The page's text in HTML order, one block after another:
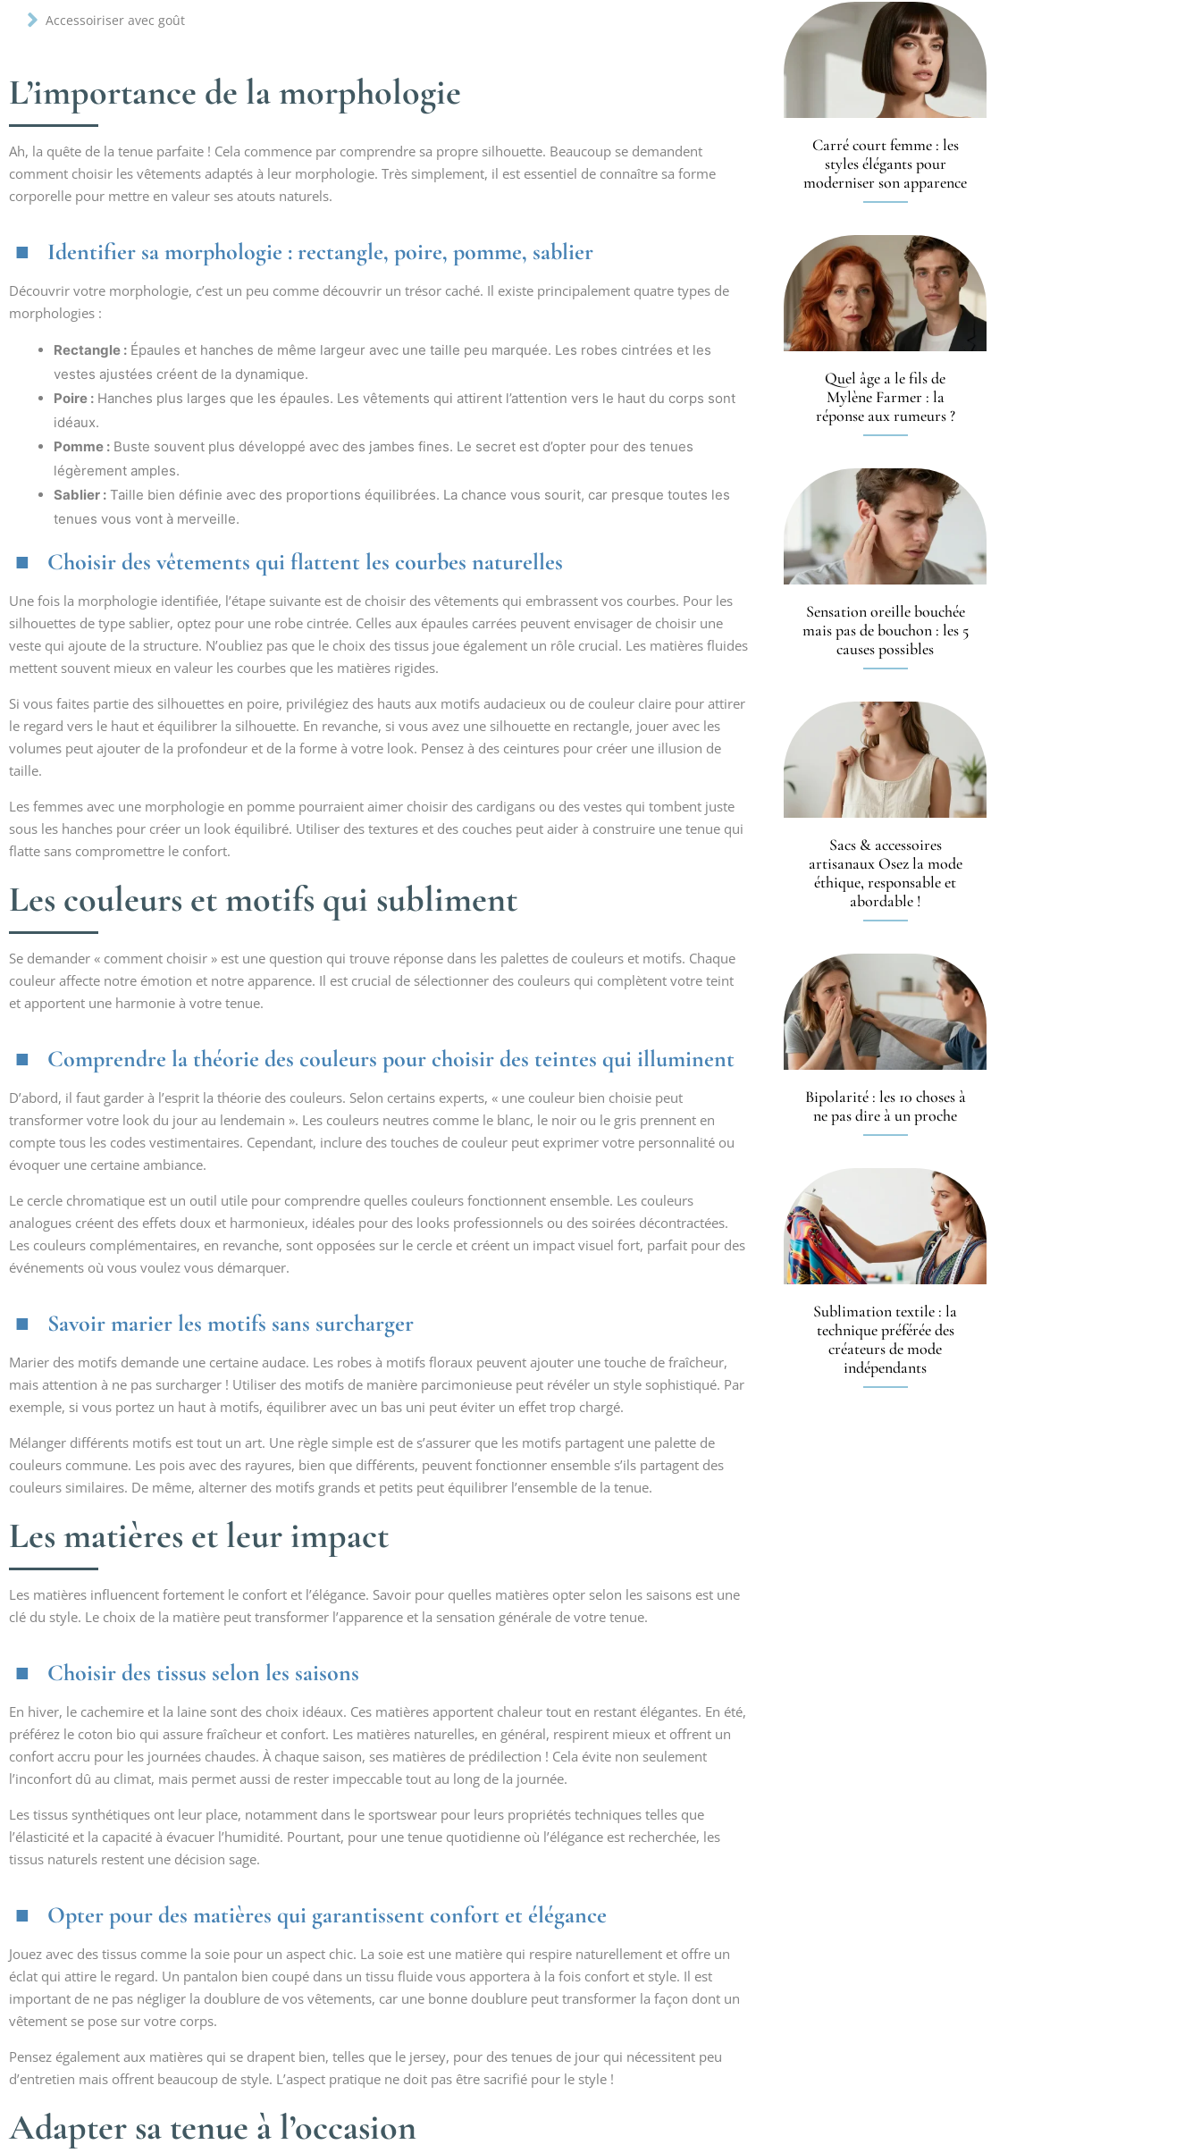
Accessoiriser avec goût
L’importance de la morphologie
Ah, la quête de la tenue parfaite ! Cela commence par comprendre sa propre silhouette. Beaucoup se demandent
comment choisir les vêtements adaptés à leur morphologie. Très simplement, il est essentiel de connaître sa forme
corporelle pour mettre en valeur ses atouts naturels.
Identifier sa morphologie : rectangle, poire, pomme, sablier
Découvrir votre morphologie, c’est un peu comme découvrir un trésor caché. Il existe principalement quatre types de
morphologies :
Rectangle : Épaules et hanches de même largeur avec une taille peu marquée. Les robes cintrées et les
vestes ajustées créent de la dynamique.
Poire : Hanches plus larges que les épaules. Les vêtements qui attirent l’attention vers le haut du corps sont
idéaux.
Pomme : Buste souvent plus développé avec des jambes fines. Le secret est d’opter pour des tenues
légèrement amples.
Sablier : Taille bien définie avec des proportions équilibrées. La chance vous sourit, car presque toutes les
tenues vous vont à merveille.
Choisir des vêtements qui flattent les courbes naturelles
Une fois la morphologie identifiée, l’étape suivante est de choisir des vêtements qui embrassent vos courbes. Pour les
silhouettes de type sablier, optez pour une robe cintrée. Celles aux épaules carrées peuvent envisager de choisir une
veste qui ajoute de la structure. N’oubliez pas que le choix des tissus joue également un rôle crucial. Les matières fluides
mettent souvent mieux en valeur les courbes que les matières rigides.
Si vous faites partie des silhouettes en poire, privilégiez des hauts aux motifs audacieux ou de couleur claire pour attirer
le regard vers le haut et équilibrer la silhouette. En revanche, si vous avez une silhouette en rectangle, jouer avec les
volumes peut ajouter de la profondeur et de la forme à votre look. Pensez à des ceintures pour créer une illusion de
taille.
Les femmes avec une morphologie en pomme pourraient aimer choisir des cardigans ou des vestes qui tombent juste
sous les hanches pour créer un look équilibré. Utiliser des textures et des couches peut aider à construire une tenue qui
flatte sans compromettre le confort.
Les couleurs et motifs qui subliment
Se demander « comment choisir » est une question qui trouve réponse dans les palettes de couleurs et motifs. Chaque
couleur affecte notre émotion et notre apparence. Il est crucial de sélectionner des couleurs qui complètent votre teint
et apportent une harmonie à votre tenue.
Comprendre la théorie des couleurs pour choisir des teintes qui illuminent
D’abord, il faut garder à l’esprit la théorie des couleurs. Selon certains experts, « une couleur bien choisie peut
transformer votre look du jour au lendemain ». Les couleurs neutres comme le blanc, le noir ou le gris prennent en
compte tous les codes vestimentaires. Cependant, inclure des touches de couleur peut exprimer votre personnalité ou
évoquer une certaine ambiance.
Le cercle chromatique est un outil utile pour comprendre quelles couleurs fonctionnent ensemble. Les couleurs
analogues créent des effets doux et harmonieux, idéales pour des looks professionnels ou des soirées décontractées.
Les couleurs complémentaires, en revanche, sont opposées sur le cercle et créent un impact visuel fort, parfait pour des
événements où vous voulez vous démarquer.
Savoir marier les motifs sans surcharger
Marier des motifs demande une certaine audace. Les robes à motifs floraux peuvent ajouter une touche de fraîcheur,
mais attention à ne pas surcharger ! Utiliser des motifs de manière parcimonieuse peut révéler un style sophistiqué. Par
exemple, si vous portez un haut à motifs, équilibrer avec un bas uni peut éviter un effet trop chargé.
Mélanger différents motifs est tout un art. Une règle simple est de s’assurer que les motifs partagent une palette de
couleurs commune. Les pois avec des rayures, bien que différents, peuvent fonctionner ensemble s’ils partagent des
couleurs similaires. De même, alterner des motifs grands et petits peut équilibrer l’ensemble de la tenue.
Les matières et leur impact
Les matières influencent fortement le confort et l’élégance. Savoir pour quelles matières opter selon les saisons est une
clé du style. Le choix de la matière peut transformer l’apparence et la sensation générale de votre tenue.
Choisir des tissus selon les saisons
En hiver, le cachemire et la laine sont des choix idéaux. Ces matières apportent chaleur tout en restant élégantes. En été,
préférez le coton bio qui assure fraîcheur et confort. Les matières naturelles, en général, respirent mieux et offrent un
confort accru pour les journées chaudes. À chaque saison, ses matières de prédilection ! Cela évite non seulement
l’inconfort dû au climat, mais permet aussi de rester impeccable tout au long de la journée.
Les tissus synthétiques ont leur place, notamment dans le sportswear pour leurs propriétés techniques telles que
l’élasticité et la capacité à évacuer l’humidité. Pourtant, pour une tenue quotidienne où l’élégance est recherchée, les
tissus naturels restent une décision sage.
Opter pour des matières qui garantissent confort et élégance
Jouez avec des tissus comme la soie pour un aspect chic. La soie est une matière qui respire naturellement et offre un
éclat qui attire le regard. Un pantalon bien coupé dans un tissu fluide vous apportera à la fois confort et style. Il est
important de ne pas négliger la doublure de vos vêtements, car une bonne doublure peut transformer la façon dont un
vêtement se pose sur votre corps.
Pensez également aux matières qui se drapent bien, telles que le jersey, pour des tenues de jour qui nécessitent peu
d’entretien mais offrent beaucoup de style. L’aspect pratique ne doit pas être sacrifié pour le style !
Adapter sa tenue à l’occasion
Carré court femme : les
styles élégants pour
moderniser son apparence
Quel âge a le fils de
Mylène Farmer : la
réponse aux rumeurs ?
Sensation oreille bouchée
mais pas de bouchon : les 5
causes possibles
Sacs & accessoires
artisanaux Osez la mode
éthique, responsable et
abordable !
Bipolarité : les 10 choses à
ne pas dire à un proche
Sublimation textile : la
technique préférée des
créateurs de mode
indépendants